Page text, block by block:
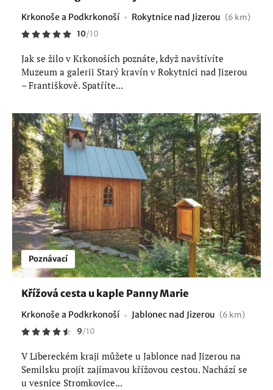
Krkonoše a Podkrkonoší Rokytnice nad Jizerou (6 km)
10/10
Jak se žilo v Krkonoších poznáte, když navštívíte
Muzeum a galerii Starý kravín v Rokytnici nad Jizerou
– Františkově. Spatříte...
Poznávací
Křížová cesta u kaple Panny Marie
Krkonoše a Podkrkonoší Jablonec nad Jizerou (6 km)
9/10
V Libereckém kraji můžete u Jablonce nad Jizerou na
Semilsku projít zajímavou křížovou cestou. Nachází se
u vesnice Stromkovice...